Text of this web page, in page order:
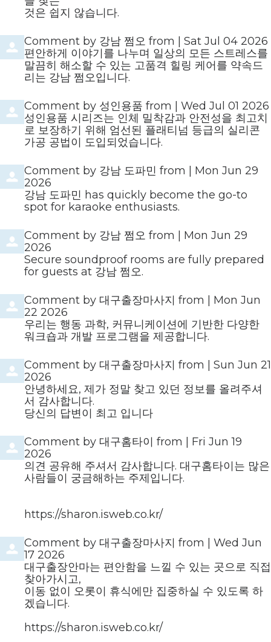
것은 쉽지 않습니다.
Comment by 강남 쩜오 from
Sat Jul 04 2026
편안하게 이야기를 나누며 일상의 모든 스트레스를
말끔히 해소할 수 있는 고품격 힐링 케어를 약속드
리는 강남 쩜오입니다.
Comment by 성인용품 from
Wed Jul 01 2026
성인용품 시리즈는 인체 밀착감과 안전성을 최고치
로 보장하기 위해 엄선된 플래티넘 등급의 실리콘
가공 공법이 도입되었습니다.
Comment by 강남 도파민 from
Mon Jun 29
2026
강남 도파민 has quickly become the go-to
spot for karaoke enthusiasts.
Comment by 강남 쩜오 from
Mon Jun 29
2026
Secure soundproof rooms are fully prepared
for guests at 강남 쩜오.
Comment by 대구출장마사지 from
Mon Jun
22 2026
우리는 행동 과학, 커뮤니케이션에 기반한 다양한
워크숍과 개발 프로그램을 제공합니다.
Comment by 대구출장마사지 from
Sun Jun 21
2026
안녕하세요, 제가 정말 찾고 있던 정보를 올려주셔
서 감사합니다.
당신의 답변이 최고 입니다
Comment by 대구홈타이 from
Fri Jun 19
2026
의견 공유해 주셔서 감사합니다. 대구홈타이는 많은
사람들이 궁금해하는 주제입니다.
https://sharon.isweb.co.kr/
Comment by 대구출장마사지 from
Wed Jun
17 2026
대구출장안마는 편안함을 느낄 수 있는 곳으로 직접
찾아가시고,
이동 없이 오롯이 휴식에만 집중하실 수 있도록 하
겠습니다.
https://sharon.isweb.co.kr/